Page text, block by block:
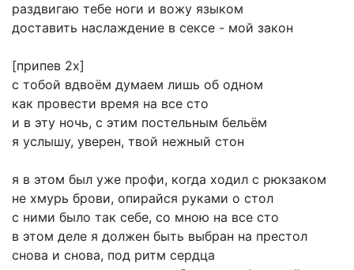
раздвигаю тебе ноги и вожу языком
доставить наслаждение в сексе - мой закон
[припев 2х]
с тобой вдвоём думаем лишь об одном
как провести время на все сто
и в эту ночь, с этим постельным бельём
я услышу, уверен, твой нежный стон
я в этом был уже профи, когда ходил с рюкзаком
не хмурь брови, опирайся руками о стол
с ними было так себе, со мною на все сто
в этом деле я должен быть выбран на престол
снова и снова, под ритм сердца